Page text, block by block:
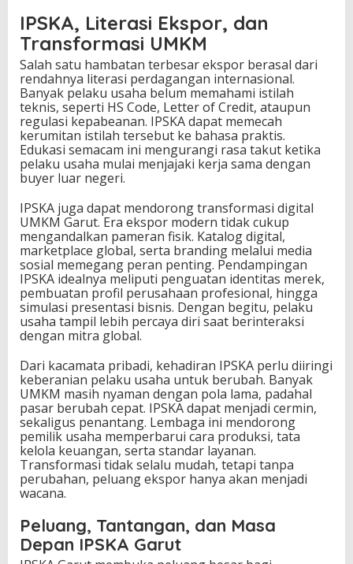
IPSKA, Literasi Ekspor, dan
Transformasi UMKM
Salah satu hambatan terbesar ekspor berasal dari
rendahnya literasi perdagangan internasional.
Banyak pelaku usaha belum memahami istilah
teknis, seperti HS Code, Letter of Credit, ataupun
regulasi kepabeanan. IPSKA dapat memecah
kerumitan istilah tersebut ke bahasa praktis.
Edukasi semacam ini mengurangi rasa takut ketika
pelaku usaha mulai menjajaki kerja sama dengan
buyer luar negeri.
IPSKA juga dapat mendorong transformasi digital
UMKM Garut. Era ekspor modern tidak cukup
mengandalkan pameran fisik. Katalog digital,
marketplace global, serta branding melalui media
sosial memegang peran penting. Pendampingan
IPSKA idealnya meliputi penguatan identitas merek,
pembuatan profil perusahaan profesional, hingga
simulasi presentasi bisnis. Dengan begitu, pelaku
usaha tampil lebih percaya diri saat berinteraksi
dengan mitra global.
Dari kacamata pribadi, kehadiran IPSKA perlu diiringi
keberanian pelaku usaha untuk berubah. Banyak
UMKM masih nyaman dengan pola lama, padahal
pasar berubah cepat. IPSKA dapat menjadi cermin,
sekaligus penantang. Lembaga ini mendorong
pemilik usaha memperbarui cara produksi, tata
kelola keuangan, serta standar layanan.
Transformasi tidak selalu mudah, tetapi tanpa
perubahan, peluang ekspor hanya akan menjadi
wacana.
Peluang, Tantangan, dan Masa
Depan IPSKA Garut